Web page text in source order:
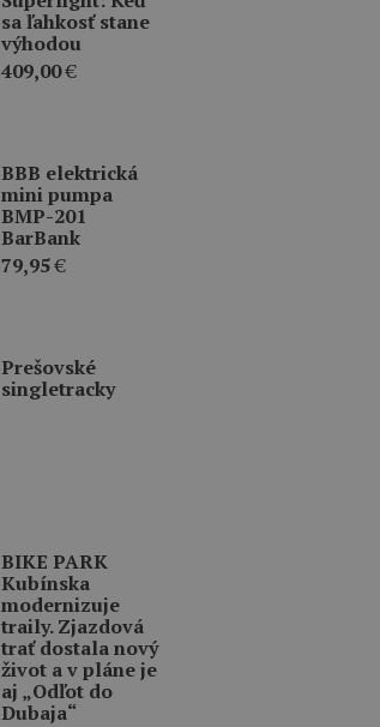
sa ľahkosť stane
výhodou
409,00€
BBB elektrická
mini pumpa
BMP-201
BarBank
79,95€
Prešovské
singletracky
BIKE PARK
Kubínska
modernizuje
traily. Zjazdová
trať dostala nový
život a v pláne je
aj „Odľot do
Dubaja“